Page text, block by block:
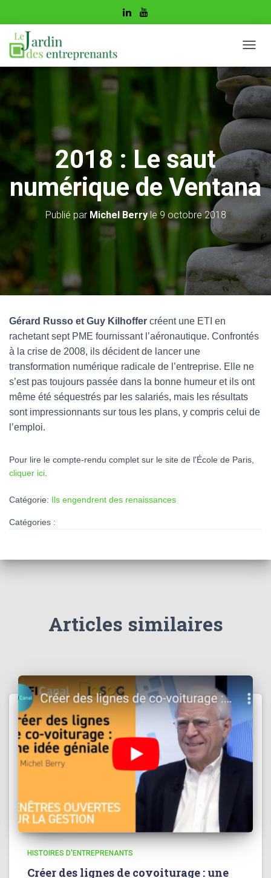
É
P
L
R
L
N
A
V
I
O
2018 : Le saut
numérique de Ventana
Publié par Michel Berryle 9 octobre 2018
Gérard Russo et Guy Kilhoffer créent une ETI en
rachetant sept PME fournissant l’aéronautique. Confrontés
à la crise de 2008, ils décident de lancer une
transformation numérique radicale de l’entreprise. Elle ne
s’est pas toujours passée dans la bonne humeur et ils ont
même été séquestrés par les salariés, mais les résultats
sont impressionnants sur tous les plans, y compris celui de
l’emploi.
Pour lire le compte-rendu complet sur le site de l'École de Paris,
cliquer ici
Catégorie: Ils engendrent des renaissances
Catégories :
Articles similaires
HISTOIRES D'ENTREPRENANTS
Créer des lignes de covoiturage : une